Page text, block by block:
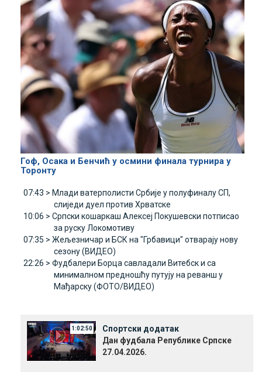
Гоф, Осака и Бенчић у осмини финала турнира у
Торонту
07:43 > Млади ватерполисти Србије у полуфиналу СП,
слиједи дуел против Хрватске
10:06 > Српски кошаркаш Алексеј Покушевски потписао
за руску Локомотиву
07:35 > Жељезничар и БСК на "Грбавици" отварају нову
сезону (ВИДЕО)
22:26 > Фудбалери Борца савладали Витебск и са
минималном предношћу путују на реванш у
Мађарску (ФОТО/ВИДЕО)
1:02:50
Спортски додатак
Дан фудбала Републике Српске
27.04.2026.